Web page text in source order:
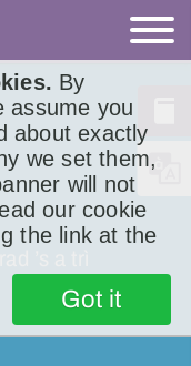
By
assume you
about exactly
we set them,
will not
our cookie
the link at the
Got it
’s a trì